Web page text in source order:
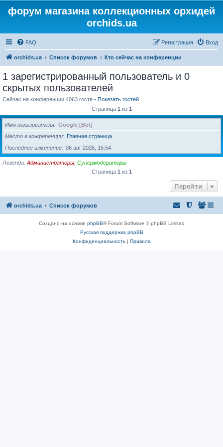
форум магазина коллекционных орхидей
orchids.ua
FAQ Вход
Регистрация
orchids.ua Список форумов Кто сейчас на конференции
1 зарегистрированный пользователь и 0
скрытых пользователей
Сейчас на конференции 4063 гостя • Показать гостей
Страница 1 из 1
Имя пользователя
Google [Bot]
Место в конференции
Главная страница
Последнее изменение
06 авг 2026, 15:54
Легенда: Администраторы Супермодераторы
Страница 1 из 1
Перейти
orchids.ua Список форумов
Создано на основе phpBB® Forum Software © phpBB Limited
Русская поддержка phpBB
Конфиденциальность| Правила